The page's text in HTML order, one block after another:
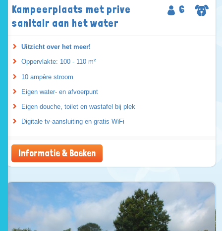
Kampeerplaats met prive
sanitair aan het water
6
Uitzicht over het meer!
Oppervlakte: 100 - 110 m²
10 ampère stroom
Eigen water- en afvoerpunt
Eigen douche, toilet en wastafel bij plek
Digitale tv-aansluiting en gratis WiFi
Informatie & Boeken